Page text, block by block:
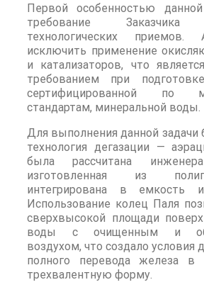
Первой особенностью
требование Заказчика
технологических
исключить применение
и катализаторов, что
требованием при
сертифицированной по
стандартам, минеральной воды.
Для выполнения данной задачи
технология дегазации —
была рассчитана
изготовленная из
интегрирована в емкость
Использование колец Паля
сверхвысокой площади
воды с очищенным и
воздухом, что создало условия
полного перевода железа в
трехвалентную форму.